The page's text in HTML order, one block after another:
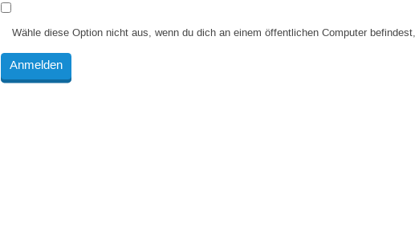
Wähle diese Option nicht aus, wenn du dich an einem öffentlichen Computer